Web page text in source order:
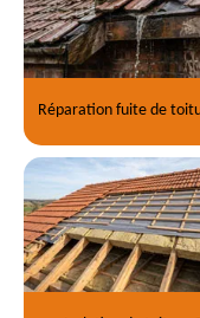
Réparation fuite de